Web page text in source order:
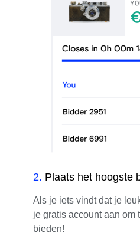
2. Plaats het hoogste
Als je iets vindt dat je
je gratis account aan om
bieden!